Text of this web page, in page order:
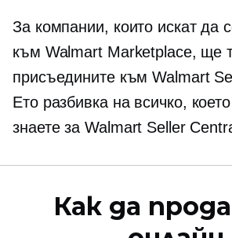
За компании, които искат да
към Walmart Marketplace, ще
присъедините към Walmart
Ето разбивка на всичко,
знаете за Walmart Seller
Как да